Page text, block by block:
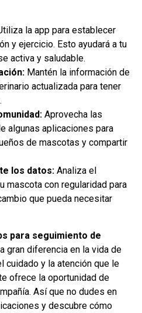
la app para establecer
y ejercicio. Esto ayudará a tu
activa y saludable.
Mantén la información de
actualizada para tener
Aprovecha las
algunas aplicaciones para
de mascotas y compartir
los datos: Analiza el
mascota con regularidad para
que pueda necesitar
para seguimiento de
gran diferencia en la vida de
cuidado y la atención que le
ofrece la oportunidad de
Así que no dudes en
y descubre cómo